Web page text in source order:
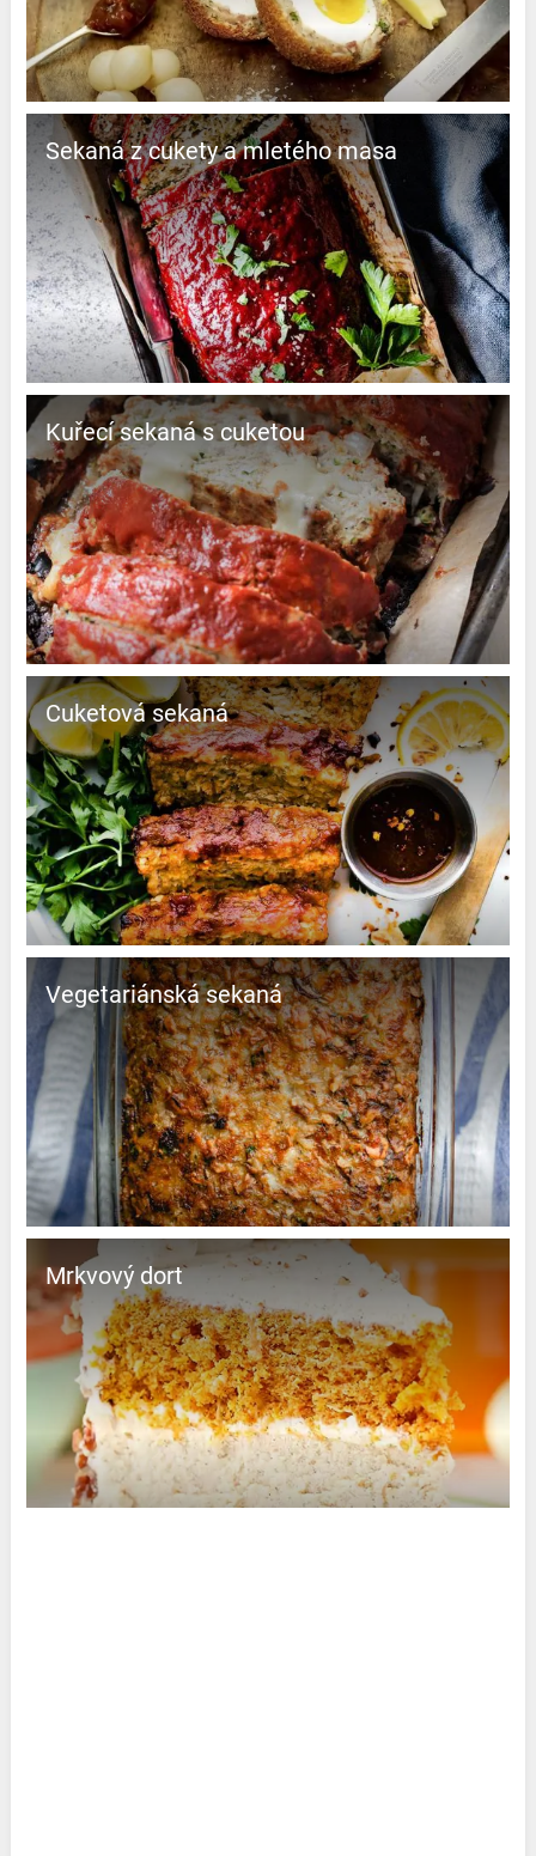
Sekaná z cukety a mletého masa
Kuřecí sekaná s cuketou
Cuketová sekaná
Vegetariánská sekaná
Mrkvový dort